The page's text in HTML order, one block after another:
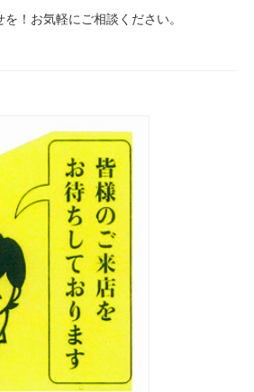
！お気軽にご相談ください。